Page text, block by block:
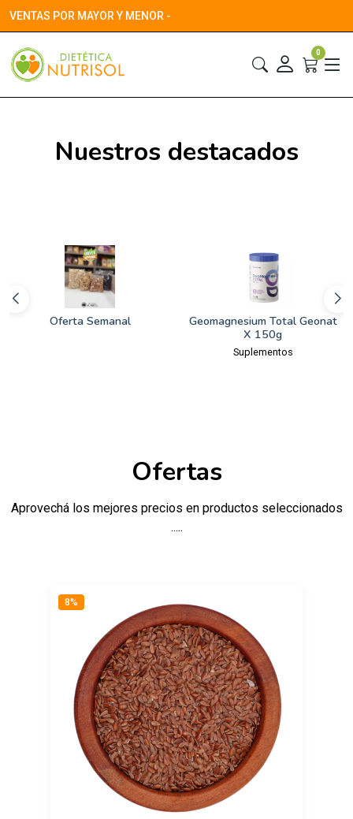
VENTAS POR MAYOR Y MENOR -
0
Nuestros destacados
Geomagnesium Total Geonat
Cacao Amargo Puro Natural
Repostería
Ofertas
Aprovechá los mejores precios en productos seleccionados
.....
8%